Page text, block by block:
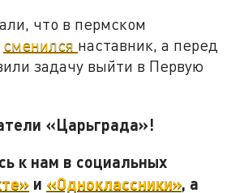
что в пермском
сменился наставник, а перед
задачу выйти в Первую
«Царьграда»!
к нам в социальных
и «Одноклассники», а